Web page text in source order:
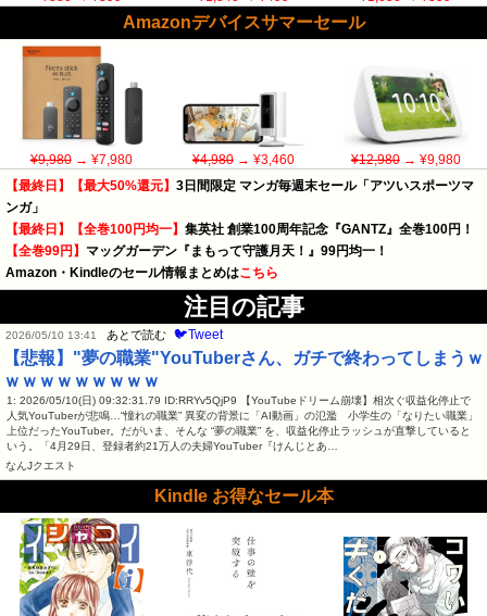
Amazonデバイスサマーセール
¥9,980→ ¥7,980 ¥4,980→ ¥3,460 ¥12,980→ ¥9,980
【最終日】【最大50%還元】 3日間限定 マンガ毎週末セール「アツいスポーツマ
ンガ」
【最終日】【全巻100円均一】 集英社 創業100周年記念『GANTZ』全巻100円！
【全巻99円】 マッグガーデン『まもって守護月天！』99円均一！
Amazon・Kindleのセール情報まとめはこちら
注目の記事
2026/05/10 13:41 あとで読む 🐦Tweet
【悲報】"夢の職業"YouTuberさん、ガチで終わってしまうｗ
ｗｗｗｗｗｗｗｗｗ
1: 2026/05/10(日) 09:32:31.79 ID:RRYv5QjP9 【YouTubeドリーム崩壊】相次ぐ収益化停止で
人気YouTuberが悲鳴…“憧れの職業” 異変の背景に「AI動画」の氾濫 小学生の「なりたい職業」
上位だったYouTuber。だがいま、そんな “夢の職業” を、収益化停止ラッシュが直撃していると
いう。「4月29日、登録者約21万人の夫婦YouTuber『けんじとあ…
なんJクエスト
Kindle お得なセール本